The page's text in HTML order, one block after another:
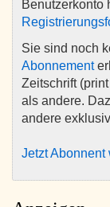
Benutzerkonto
Sie sind noch
Abonnement
Zeitschrift
als andere.
andere
Jetzt Abonnent